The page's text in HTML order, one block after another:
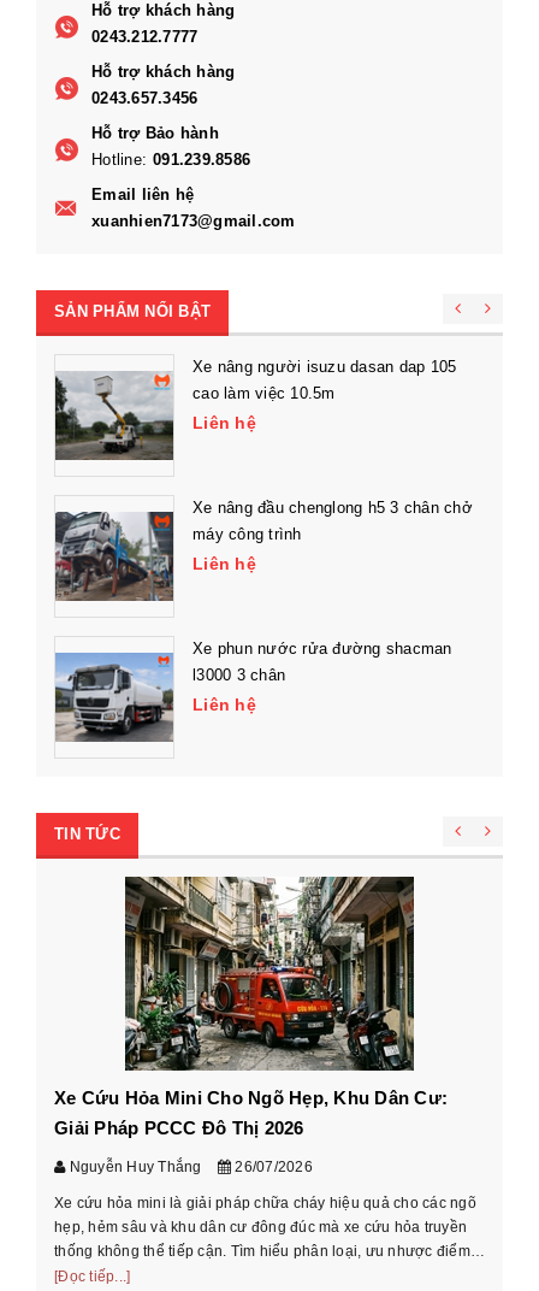
Hỗ trợ khách hàng
0243.212.7777
Hỗ trợ khách hàng
0243.657.3456
Hỗ trợ Bảo hành
Hotline: 091.239.8586
Email liên hệ
xuanhien7173@gmail.com
SẢN PHẨM NỔI BẬT
Xe nâng người isuzu dasan dap 105
cao làm việc 10.5m
Liên hệ
Xe nâng đầu chenglong h5 3 chân chở
máy công trình
Liên hệ
Xe phun nước rửa đường shacman
l3000 3 chân
Liên hệ
TIN TỨC
Xe Cứu Hỏa Mini Cho Ngõ Hẹp, Khu Dân Cư:
Giải Pháp PCCC Đô Thị 2026
Nguyễn Huy Thắng 26/07/2026
Xe cứu hỏa mini là giải pháp chữa cháy hiệu quả cho các ngõ
hẹp, hẻm sâu và khu dân cư đông đúc mà xe cứu hỏa truyền
thống không thể tiếp cận. Tìm hiểu phân loại, ưu nhược điểm
và cách chọn xe phù ...
[Đọc tiếp...]